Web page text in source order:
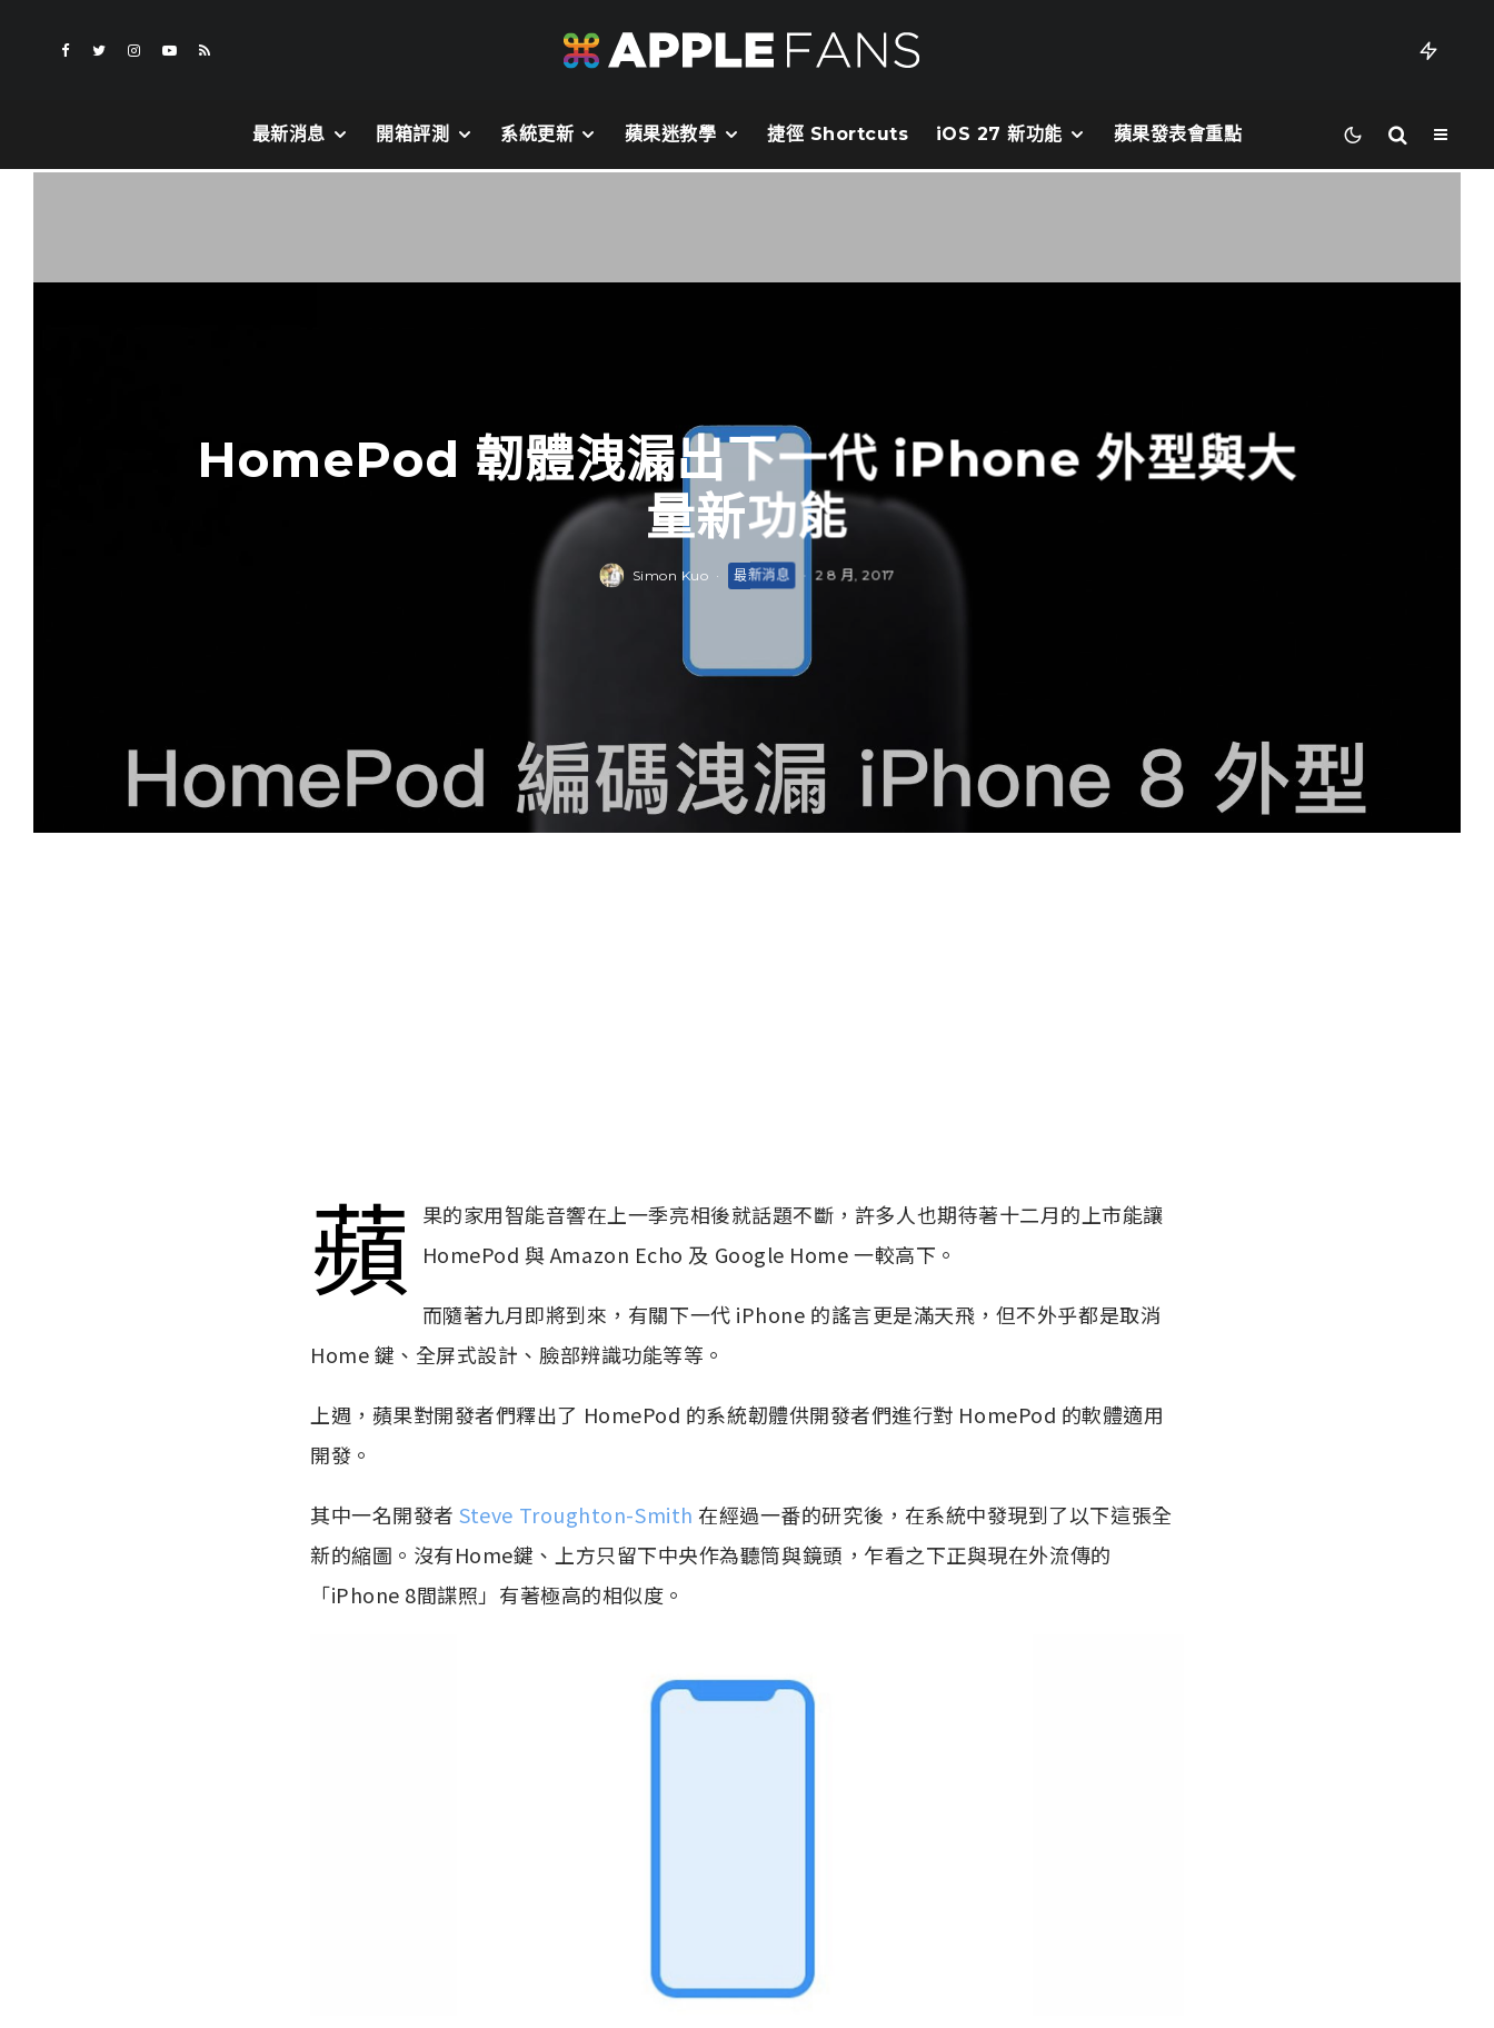
最新消息 開箱評測 系統更新 蘋果迷教學 捷徑 Shortcuts iOS 27 新功能 蘋果發表會重點
HomePod 韌體洩漏出下一代 iPhone 外型與大
量新功能
Simon Kuo · 最新消息 · 2 8 月, 2017
蘋
果的家用智能音響在上一季亮相後就話題不斷，許多人也期待著十二月的上市能讓
HomePod 與 Amazon Echo 及 Google Home 一較高下。
而隨著九月即將到來，有關下一代 iPhone 的謠言更是滿天飛，但不外乎都是取消
Home 鍵、全屏式設計、臉部辨識功能等等。
上週，蘋果對開發者們釋出了 HomePod 的系統韌體供開發者們進行對 HomePod 的軟體適用
開發。
其中一名開發者Steve Troughton-Smith 在經過一番的研究後，在系統中發現到了以下這張全
新的縮圖。沒有Home鍵、上方只留下中央作為聽筒與鏡頭，乍看之下正與現在外流傳的
「iPhone 8間諜照」有著極高的相似度。